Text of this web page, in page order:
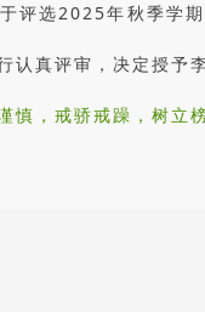
评选2025年秋季学
认真评审，决定授
慎，戒骄戒躁，树立